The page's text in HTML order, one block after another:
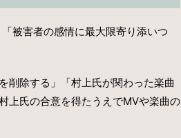
被害者の感情に最大限寄り添いつ
削除する」「村上氏が関わった楽曲
上氏の合意を得たうえでMVや楽曲の